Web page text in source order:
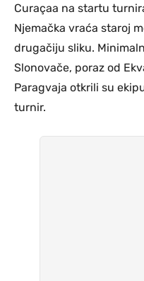
Curaçaa na startu
Njemačka vraća staroj
drugačiju sliku.
Slonovače, poraz od
Paragvaja otkrili su
turnir.